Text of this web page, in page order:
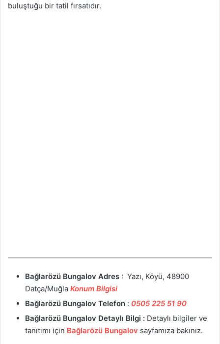
buluştuğu bir tatil fırsatıdır.
Bağlarözü Bungalov Adres : Yazı, Köyü, 48900
Datça/Muğla Konum Bilgisi
Bağlarözü Bungalov Telefon : 0505 225 51 90
Bağlarözü Bungalov Detaylı Bilgi : Detaylı bilgiler ve
tanıtımı için Bağlarözü Bungalov sayfamıza bakınız.